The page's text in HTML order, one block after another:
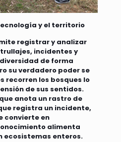
y el territorio
registrar y analizar
incidentes y
de forma
su verdadero poder se
recorren los bosques lo
de sus sentidos.
anota un rastro de
registra un incidente,
convierte en
alimenta
ecosistemas enteros.